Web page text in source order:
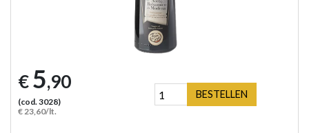
€5,90
(cod. 3028)
€ 23,60/lt.
BESTELLEN